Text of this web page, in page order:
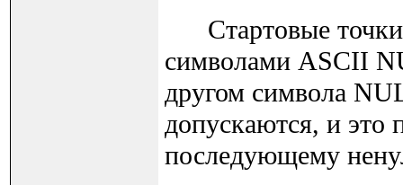
Стартовые точки
символами ASCII
другом символа
допускаются, и это
последующему